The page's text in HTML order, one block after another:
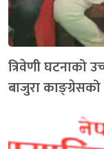
त्रिवेणी घटनाको
बाजुरा